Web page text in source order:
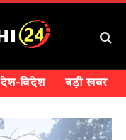
देश-विदेश बड़ी खबर